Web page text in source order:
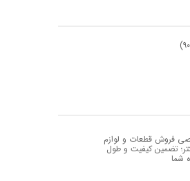
فروش قطعات و لوازم
تضمین کیفیت و طول
شما